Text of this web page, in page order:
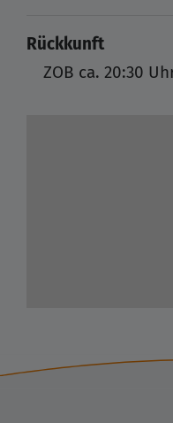
Rückkunft
ZOB ca. 20:30